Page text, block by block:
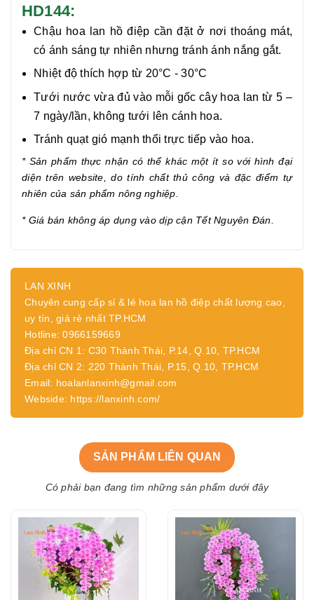
HD144:
Chậu hoa lan hồ điệp cần đặt ở nơi thoáng mát,
có ánh sáng tự nhiên nhưng tránh ánh nắng gắt.
Nhiệt độ thích hợp từ 20°C - 30°C
Tưới nước vừa đủ vào mỗi gốc cây hoa lan từ 5 –
7 ngày/lần, không tưới lên cánh hoa.
Tránh quạt gió mạnh thổi trực tiếp vào hoa.
* Sản phẩm thực nhận có thể khác một ít so với hình đại
diện trên website, do tính chất thủ công và đặc điểm tự
nhiên của sản phẩm nông nghiệp.
* Giá bán không áp dụng vào dịp cận Tết Nguyên Đán.
LAN XINH
Chuyên cung cấp sỉ & lẻ hoa lan hồ điệp chất lượng cao,
uy tín, giá rẻ nhất TP.HCM
Hotline: 0966159669
Địa chỉ CN 1: C30 Thành Thái, P.14, Q.10, TP.HCM
Địa chỉ CN 2: 220 Thành Thái, P.15, Q.10, TP.HCM
Email: hoalanlanxinh@gmail.com
Webside: https://lanxinh.com/
SẢN PHẨM LIÊN QUAN
Có phải bạn đang tìm những sản phẩm dưới đây